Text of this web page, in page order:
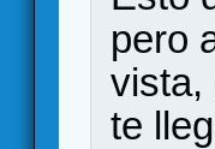
pero
vista,
te